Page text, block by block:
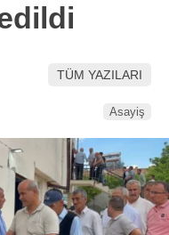
TÜM YAZILARI
Asayiş